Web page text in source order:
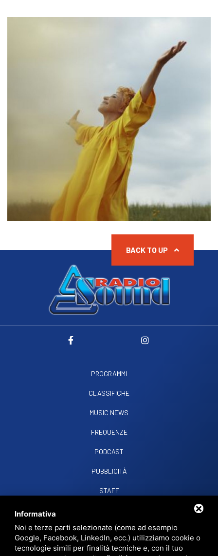
PROGRAMMI
CLASSIFICHE
MUSIC NEWS
FREQUENZE
PODCAST
PUBBLICITÀ
STAFF
RADIO SOUND SNCVIALE PAPA GIOVANNI XXIII, 39, 44021 CODIGORO FE
D.L. 34/2019 EROG. PUBBLICHE
BACK TO UP
Informativa
Noi e terze parti selezionate (come ad esempio
Google, Facebook, LinkedIn, ecc.) utilizziamo cookie o
tecnologie simili per finalità tecniche e, con il tuo